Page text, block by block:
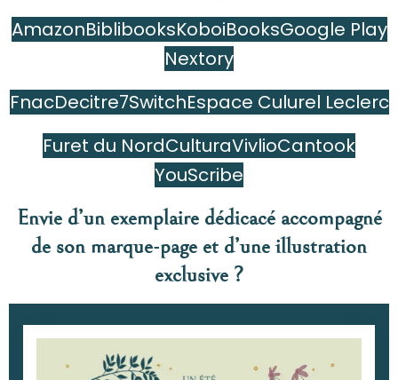
AmazonBiblibooksKoboiBooksGoogle Play
Nextory
FnacDecitre7SwitchEspace Culurel Leclerc
Furet du NordCulturaVivlioCantook
YouScribe
Envie d’un exemplaire dédicacé accompagné
de son marque-page et d’une illustration
exclusive ?